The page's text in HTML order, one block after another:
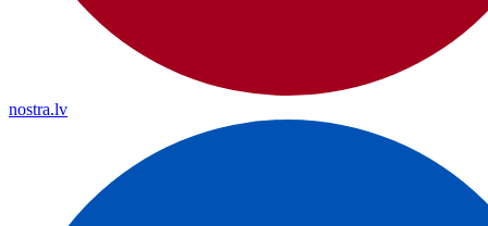
nostra.lv